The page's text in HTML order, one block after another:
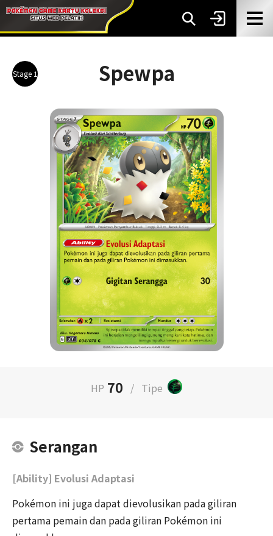
Stage 1 Spewpa
HP 70 / Tipe
Serangan
[Ability] Evolusi Adaptasi
Pokémon ini juga dapat dievolusikan pada giliran
pertama pemain dan pada giliran Pokémon ini